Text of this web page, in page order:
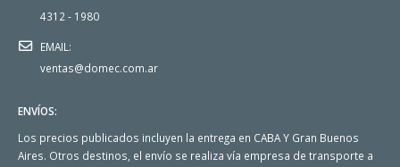
4312 - 1980
EMAIL:
ventas@domec.com.ar
ENVÍOS:
Los precios publicados incluyen la entrega en CABA Y Gran Buenos
Aires. Otros destinos, el envío se realiza vía empresa de transporte a